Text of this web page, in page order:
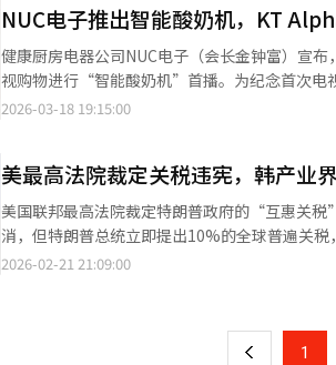
材料、汽车、半导体和人工智能等高端制造领
强国韩国是最佳的合作伙伴，必须将全球经济
的书面简报，企业家们当天围绕核心矿物、高
案。 李总统提到的成功案例是LS与科德尔科在
34%成立的合资公司PRM运营，位于智利梅希
结合，在当地提升附加值的典型合作案例。 LS
结合智利的矿产资源与韩国的冶炼和精炼技术，
的增加，铜的需求将上升，计划扩大与智利的合
船领域，韩华集团提出将智利作为进入中南美
现代化提供共同设计、生产及第三国出口的合作
统将从人工智能半导体和数据中心等基础设施
Naver表示，可以结合智利在南美国家中率先开
格也下跌了20.4%，创下自2020年第一季度以来的最大跌幅。 金价下跌的主要原因是利
治冲击通常会刺激安全资产的需求，但此次市场更
出美国联邦储备系统（美联储）可能会维持高利
产，实际利率上升后，其投资吸引力下降。 金融中介公司马雷克斯的分析师爱德华·梅耶表示：“美国的通货膨胀仍
高于美联储2%的目标，市场认为美联储可能会维持高利率更长时
与编辑。
NUC电子推出智能酸奶机，KT
健康厨房电器公司NUC电子（会长金钟富）宣
视购物进行“智能酸奶机”首播。为纪念首次电
期付款，降低了购买门槛。所有购买者还将获
酸奶成为热潮。NUC的产品采用智能自动控制
特别是考虑到现代人忙碌的生活方式，产品的“
费者。此外，还可制作奶酪、清酒、纳豆和水
求健康饮食的客户带来更大满意，我们策划了这
是以最合理条件拥有产品的绝佳机会。”※ 本报
2026-03-18 19:15:00
美最高法院裁定关税违宪，韩产业
美国联邦最高法院裁定特朗普政府的“互惠关
消，但特朗普总统立即提出10%的全球普遍关
界消息，最高法院于20日裁定特朗普基于国际紧
不安。一位半导体行业人士表示，尽管部分不
策方向并未改变，需密切关注。特别是，因互
2026-02-21 21:09:00
上 1